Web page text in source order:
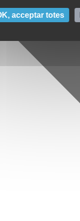
acceptar totes